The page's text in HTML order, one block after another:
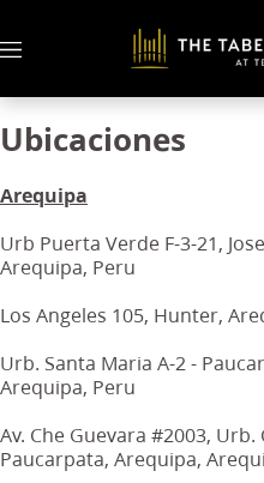
M
n
u
Ubicaciones
Arequipa
Urb Puerta Verde F-3-21,
Arequipa, Peru
Los Angeles 105, Hunter,
Urb. Santa Maria A-2 -
Arequipa, Peru
Av. Che Guevara #2003,
Paucarpata, Arequipa,